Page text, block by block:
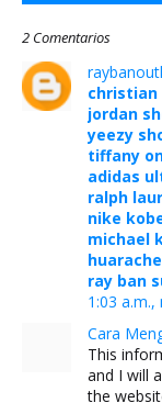
2 Comentarios
christian
jordan
yeezy
tiffany
adidas
ralph
nike
michael
ray ban
1:03
Cara
This
and I will
the